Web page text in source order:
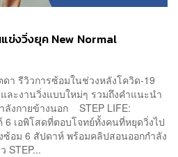
ข่งวิ่งยุค New Normal
า รีวิวการซ้อมในช่วงหลังโควิด-19
ละงานวิ่งแบบใหม่ๆ รวมถึงคำแนะนำ
ลังกายข้างนอก STEP LIFE:
6 เอพิโสดที่ตอบโจทย์ทั้งคนที่หยุดวิ่งไป
ซ้อม 6 สัปดาห์ พร้อมคลิปสอนออกกำลัง
STEP...